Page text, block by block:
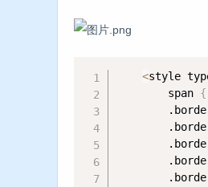
<style
        span
{